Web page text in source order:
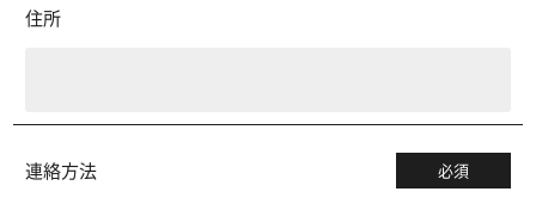
住所
連絡方法 必須